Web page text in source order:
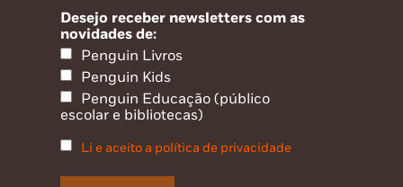
Desejo receber newsletters com as
novidades de:
Penguin Livros
Penguin Kids
Penguin Educação (público
escolar e bibliotecas)
Li e aceito a política de privacidade